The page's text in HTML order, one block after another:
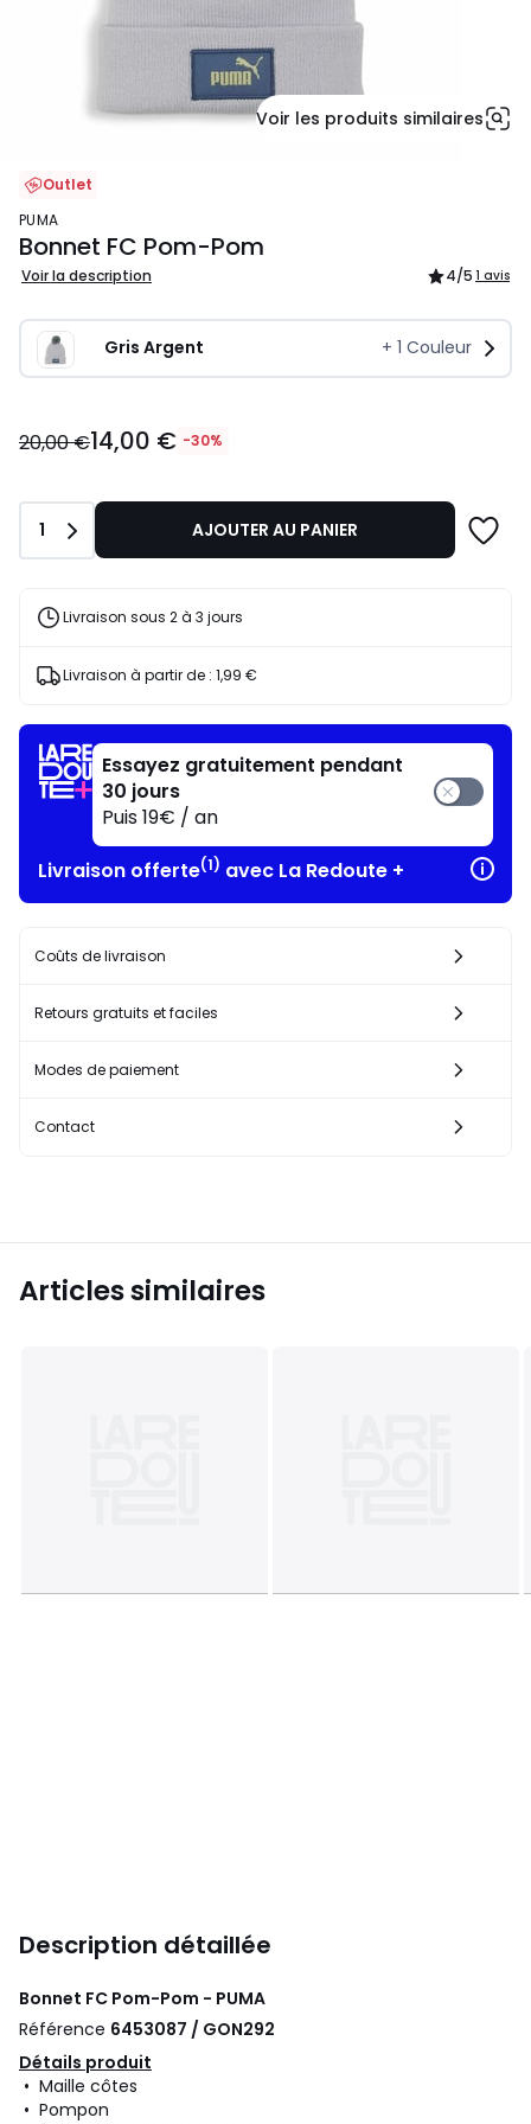
Voir les produits similaires
Outlet
PUMA
Bonnet FC Pom-Pom
Voir la description 4/5 1 avis
Gris Argent + 1 Couleur
€
20,00
€
de
réduction
20,00 €14,00 € -30%
Quantité
1 AJOUTER AU PANIER
Livraison sous 2 à 3 jours
Livraison à partir de : 1,99 €
Essayez gratuitement pendant
30 jours
Puis 19€ / an
Livraison offerte(1) avec La Redoute +
Coûts de livraison
Retours gratuits et faciles
Modes de paiement
Contact
Articles similaires
Description détaillée
Bonnet FC Pom-Pom - PUMA
Référence 6453087 / GON292
Détails produit
• Maille côtes
• Pompon